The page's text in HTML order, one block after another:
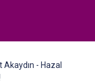
- Hazal